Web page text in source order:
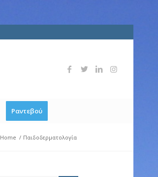
Ραντεβού
Home / Παιδοδερματολογία